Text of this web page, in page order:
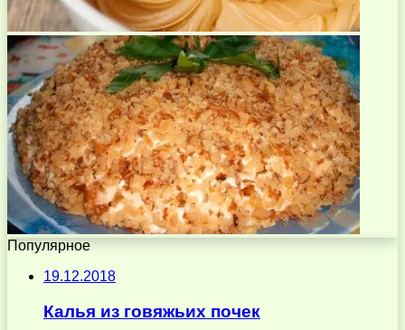
Популярное
19.12.2018
Калья из говяжьих почек